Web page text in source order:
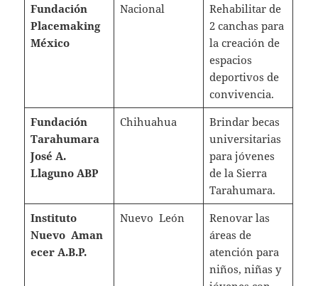
Fundación
Placemaking
México
Nacional
Rehabilitar de
2 canchas para
la creación de
espacios
deportivos de
convivencia.
Fundación
Tarahumara
José A.
Llaguno ABP
Chihuahua
Brindar becas
universitarias
para jóvenes
de la Sierra
Tarahumara.
Instituto
Nuevo Aman
ecer A.B.P.
Nuevo León
Renovar las
áreas de
atención para
niños, niñas y